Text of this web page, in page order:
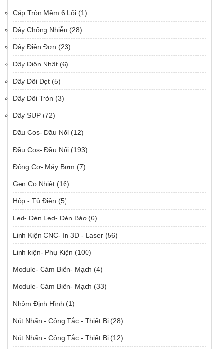
Cáp Tròn Mềm 6 Lõi (1)
Dây Chống Nhiễu (28)
Dây Điện Đơn (23)
Dây Điện Nhật (6)
Dây Đôi Dẹt (5)
Dây Đôi Tròn (3)
Dây SUP (72)
Đầu Cos- Đầu Nối (12)
Đầu Cos- Đầu Nối (193)
Động Cơ- Máy Bơm (7)
Gen Co Nhiệt (16)
Hộp - Tủ Điện (5)
Led- Đèn Led- Đèn Báo (6)
Linh Kiện CNC- In 3D - Laser (56)
Linh kiện- Phụ Kiện (100)
Module- Cảm Biến- Mạch (4)
Module- Cảm Biến- Mạch (33)
Nhôm Định Hình (1)
Nút Nhấn - Công Tắc - Thiết Bị (28)
Nút Nhấn - Công Tắc - Thiết Bị (12)